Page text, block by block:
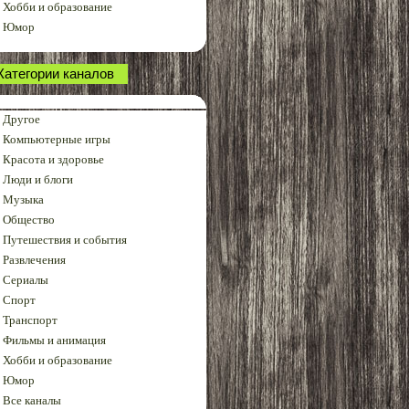
Хобби и образование
Юмор
каналов
Другое
Компьютерные игры
Красота и здоровье
Люди и блоги
Музыка
Общество
Путешествия и события
Развлечения
Сериалы
Спорт
Транспорт
Фильмы и анимация
Хобби и образование
Юмор
Все каналы